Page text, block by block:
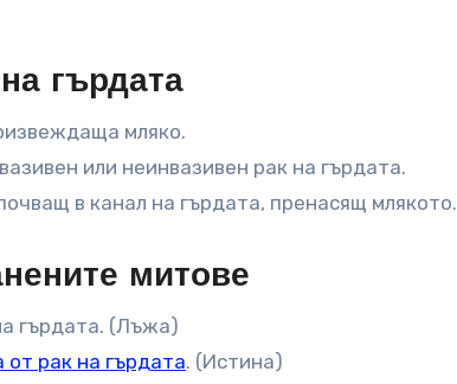
гърдата
мляко.
или неинвазивен рак на гърдата.
в канал на гърдата, пренасящ млякото.
митове
гърдата. (Лъжа)
от рак на гърдата. (Истина)